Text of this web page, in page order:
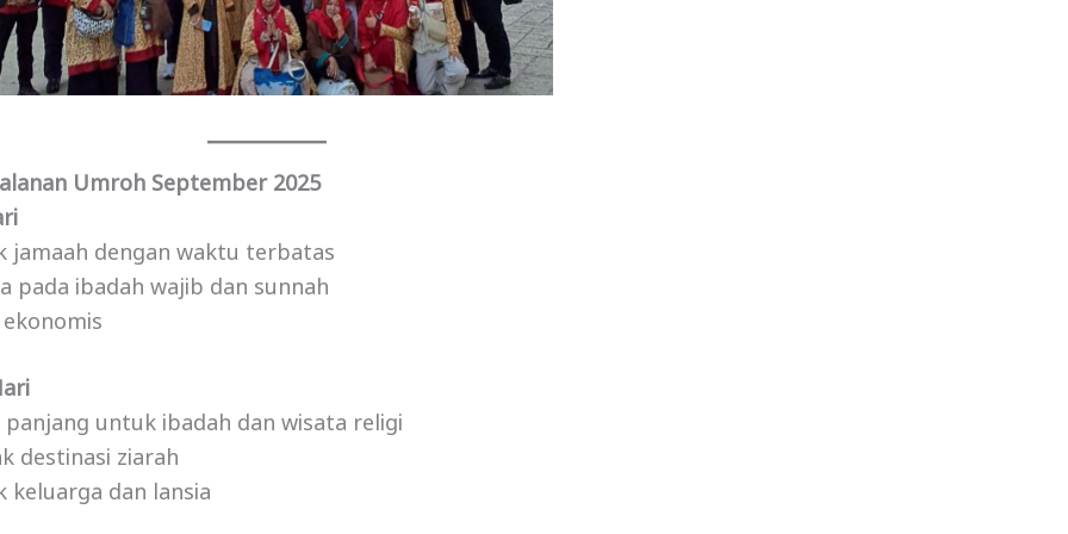
Umroh September 2025
jamaah dengan waktu terbatas
pada ibadah wajib dan sunnah
untuk ibadah dan wisata religi
destinasi ziarah
keluarga dan lansia